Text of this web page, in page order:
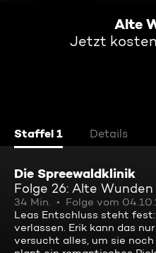
Alte
Jetzt
Staffel 1 Details
Die Spreewaldklinik
Folge 26: Alte Wunden
34 Min. Folge vom
Leas Entschluss steht
verlassen. Erik kann das
versucht alles, um sie